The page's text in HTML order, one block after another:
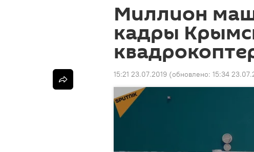
Миллион
кадры
15:21 23.07.2019 (обновлено: 15:34